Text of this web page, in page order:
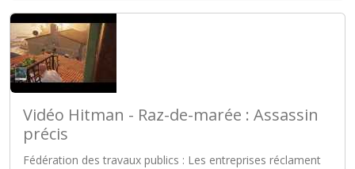
Vidéo Hitman - Raz-de-marée : Assassin
précis
Fédération des travaux publics : Les entreprises réclament